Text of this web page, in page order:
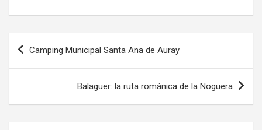
Navegación
Camping Municipal Santa Ana de Auray
Balaguer: la ruta románica de la Noguera